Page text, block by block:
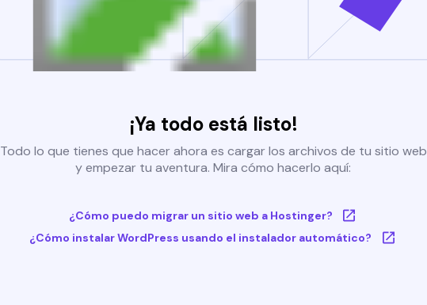
¡Ya todo está listo!
Todo lo que tienes que hacer ahora es cargar los archivos de tu sitio web
y empezar tu aventura. Mira cómo hacerlo aquí:
¿Cómo puedo migrar un sitio web a Hostinger?
¿Cómo instalar WordPress usando el instalador automático?